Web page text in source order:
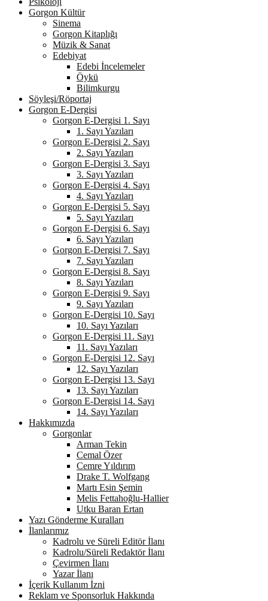
Gorgon Kültür
Sinema
Gorgon Kitaplığı
Müzik & Sanat
Edebiyat
Edebi İncelemeler
Öykü
Bilimkurgu
Söyleşi/Röportaj
Gorgon E-Dergisi
Gorgon E-Dergisi 1. Sayı
1. Sayı Yazıları
Gorgon E-Dergisi 2. Sayı
2. Sayı Yazıları
Gorgon E-Dergisi 3. Sayı
3. Sayı Yazıları
Gorgon E-Dergisi 4. Sayı
4. Sayı Yazıları
Gorgon E-Dergisi 5. Sayı
5. Sayı Yazıları
Gorgon E-Dergisi 6. Sayı
6. Sayı Yazıları
Gorgon E-Dergisi 7. Sayı
7. Sayı Yazıları
Gorgon E-Dergisi 8. Sayı
8. Sayı Yazıları
Gorgon E-Dergisi 9. Sayı
9. Sayı Yazıları
Gorgon E-Dergisi 10. Sayı
10. Sayı Yazıları
Gorgon E-Dergisi 11. Sayı
11. Sayı Yazıları
Gorgon E-Dergisi 12. Sayı
12. Sayı Yazıları
Gorgon E-Dergisi 13. Sayı
13. Sayı Yazıları
Gorgon E-Dergisi 14. Sayı
14. Sayı Yazıları
Hakkımızda
Gorgonlar
Arman Tekin
Cemal Özer
Cemre Yıldırım
Drake T. Wolfgang
Martı Esin Şemin
Melis Fettahoğlu-Hallier
Utku Baran Ertan
Yazı Gönderme Kuralları
İlanlarımız
Kadrolu ve Süreli Editör İlanı
Kadrolu/Süreli Redaktör İlanı
Çevirmen İlanı
Yazar İlanı
İçerik Kullanım İzni
Reklam ve Sponsorluk Hakkında